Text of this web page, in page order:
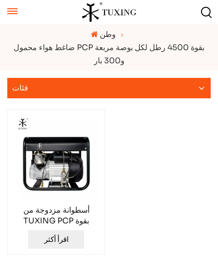
وطن
ضاغط هواء محمول PCP بقوة 4500 رطل لكل بوصة مربعة
و300 بار
فئات
أسطوانة مزدوجة من
TUXING PCP بقوة
اقرأ أكثر